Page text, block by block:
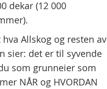
dekar (12 000
hva Allskog og resten av
sier: det er til syvende
som grunneier som
NÅR og HVORDAN